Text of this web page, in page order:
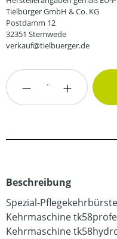
Tielbürger GmbH & Co. KG
Postdamm 12
32351 Stemwede
verkauf@tielbuerger.de
Produkt Anzahl:
Beschreibung
Spezial-
Kehrmaschine
Kehrmaschine